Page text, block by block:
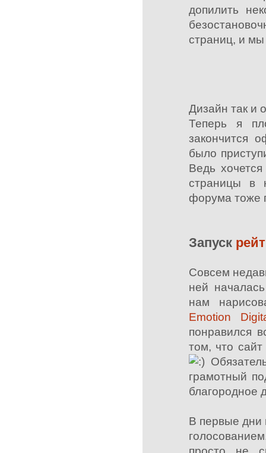
допилить
страниц, и мы
Дизайн так и
Теперь я
закончится
было
Ведь
страницы в
форума тоже
Запуск
Совсем
ней
нам
Emotion
понравился
том, что
грамотный
благородное
В первые дни